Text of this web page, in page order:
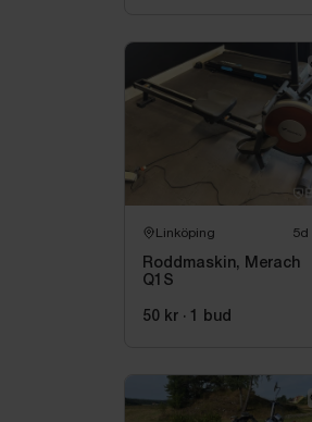
Linköping 5d
Roddmaskin, Merach
Q1S
50 kr · 1 bud